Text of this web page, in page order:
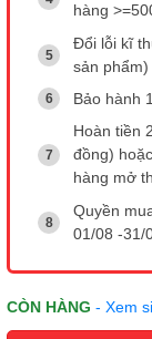
hàng
Đổi lỗi kĩ
sản phẩm)
Bảo hành
Hoàn tiền
đồng)
hàng mở
Quyền
01/08 -31/
CÒN HÀNG - Xem